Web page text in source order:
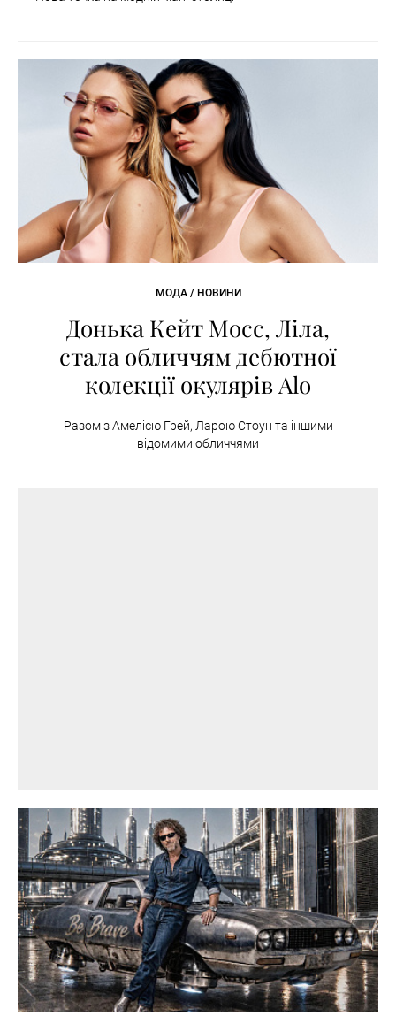
МОДА / НОВИНИ
Донька Кейт Мосс, Ліла,
стала обличчям дебютної
колекції окулярів Alo
Разом з Амелією Грей, Ларою Стоун та іншими
відомими обличчями